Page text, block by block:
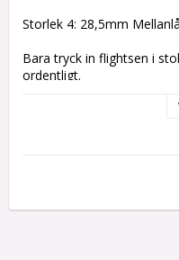
Storlek 4: 28,5mm
Bara tryck in flightsen i
ordentligt.
Cosmo Fit Shafts kan